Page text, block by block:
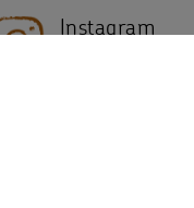
Instagram